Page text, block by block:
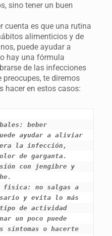
sino tener un buen
cuenta es que una rutina
alimenticios y de
puede ayudar a
hay una fórmula
de las infecciones
preocupes, te diremos
hacer en estos casos:
beber
ayudar a aliviar
la infección,
de garganta.
con jengibre y
y evita lo más
tipo de actividad
un poco puede
síntomas o hacerte